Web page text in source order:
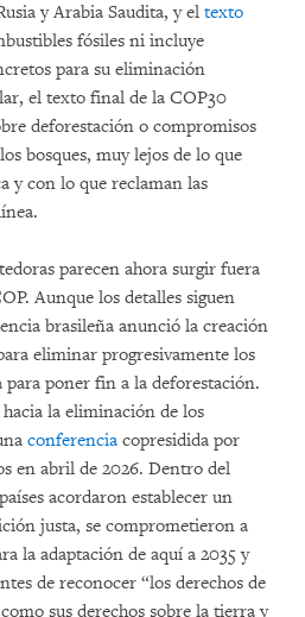
y Arabia Saudita, y el texto
fósiles ni incluye
para su eliminación
el texto final de la COP30
deforestación o compromisos
bosques, muy lejos de lo que
y con lo que reclaman las
parecen ahora surgir fuera
Aunque los detalles siguen
brasileña anunció la creación
eliminar progresivamente los
poner fin a la deforestación.
la eliminación de los
conferencia copresidida por
en abril de 2026. Dentro del
acordaron establecer un
justa, se comprometieron a
la adaptación de aquí a 2035 y
de reconocer “los derechos de
sus derechos sobre la tierra y